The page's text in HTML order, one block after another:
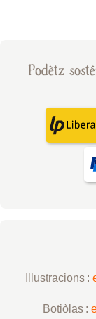
Podètz
Illustracions :
Botiòlas :